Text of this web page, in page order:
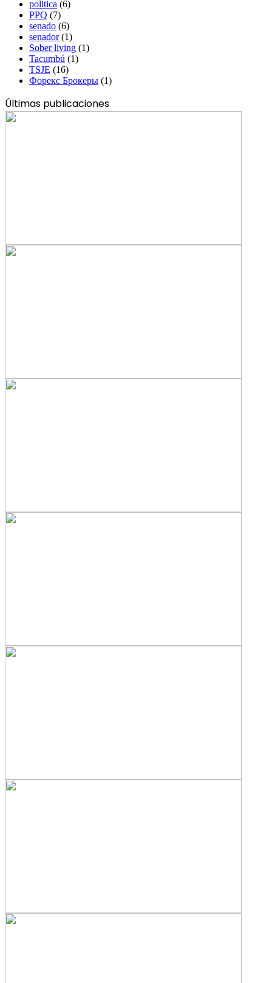
politica (6)
PPQ (7)
senado (6)
senador(1)
Sober living (1)
Tacumbú (1)
TSJE (16)
Форекс Брокеры (1)
Últimas publicaciones